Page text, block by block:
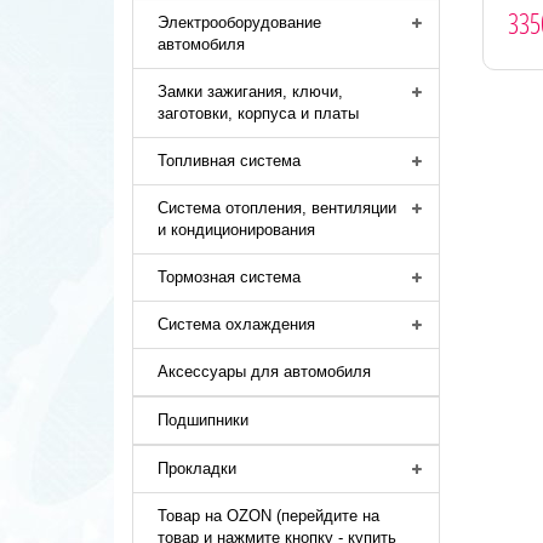
Электрооборудование
автомобиля
Замки зажигания, ключи,
заготовки, корпуса и платы
Топливная система
Система отопления, вентиляции
и кондиционирования
Тормозная система
Система охлаждения
Аксессуары для автомобиля
Подшипники
Прокладки
Товар на OZON (перейдите на
товар и нажмите кнопку - купить